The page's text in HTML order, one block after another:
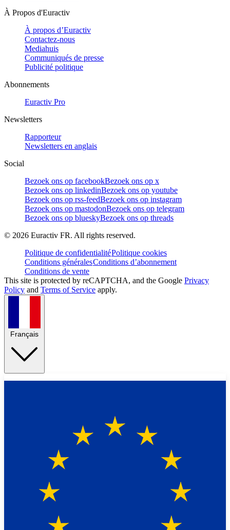
À Propos d'Euractiv
À propos d’Euractiv
Contactez-nous
Mediahuis
Communiqués de presse
Publicité politique
Abonnements
Euractiv Pro
Newsletters
Rapporteur
Newsletters en anglais
Social
Bezoek ons op facebookBezoek ons op x
Bezoek ons op linkedinBezoek ons op youtube
Bezoek ons op rss-feedBezoek ons op instagram
Bezoek ons op mastodonBezoek ons op telegram
Bezoek ons op blueskyBezoek ons op threads
© 2026 Euractiv FR. All rights reserved.
Politique de confidentialitéPolitique cookies
Conditions généralesConditions d’abonnement
Conditions de vente
This site is protected by reCAPTCHA, and the Google Privacy
Policy and Terms of Service apply.
Français